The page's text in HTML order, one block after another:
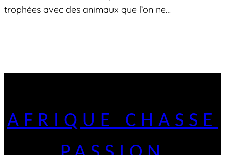
trophées avec des animaux que l’on ne…
AFRIQUE CHASSE